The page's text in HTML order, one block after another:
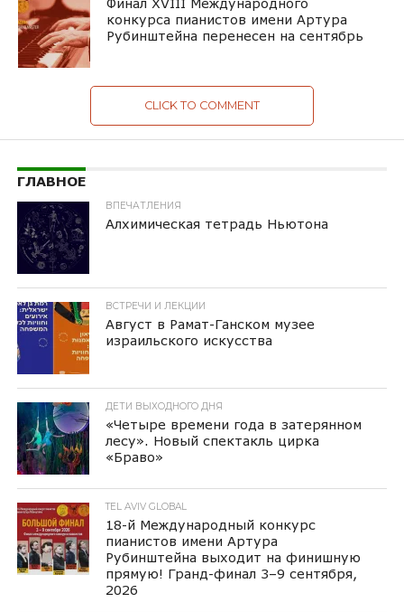
конкурса пианистов имени Артура
Рубинштейна перенесен на сентябрь
CLICK TO COMMENT
ГЛАВНОЕ
ВПЕЧАТЛЕНИЯ
Алхимическая тетрадь Ньютона
ВСТРЕЧИ И ЛЕКЦИИ
Август в Рамат-Ганском музее
израильского искусства
ДЕТИ ВЫХОДНОГО ДНЯ
«Четыре времени года в затерянном
лесу». Новый спектакль цирка
«Браво»
TEL AVIV GLOBAL
18-й Международный конкурс
пианистов имени Артура
Рубинштейна выходит на финишную
прямую! Гранд-финал 3–9 сентября,
2026